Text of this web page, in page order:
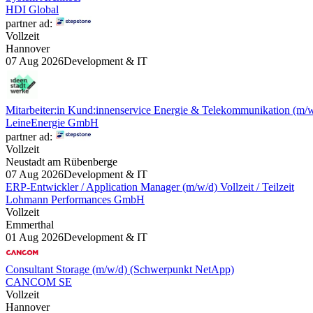
HDI Global
partner ad:
Vollzeit
Hannover
07 Aug 2026Development & IT
Mitarbeiter:in Kund:innenservice Energie & Telekommunikation (m/
LeineEnergie GmbH
partner ad:
Vollzeit
Neustadt am Rübenberge
07 Aug 2026Development & IT
ERP-Entwickler / Application Manager (m/w/d) Vollzeit / Teilzeit
Lohmann Performances GmbH
Vollzeit
Emmerthal
01 Aug 2026Development & IT
Consultant Storage (m/w/d) (Schwerpunkt NetApp)
CANCOM SE
Vollzeit
Hannover